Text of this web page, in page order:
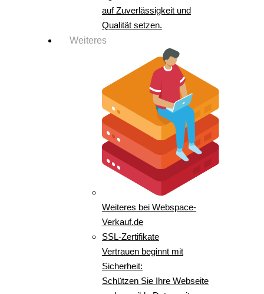
auf Zuverlässigkeit und
Qualität setzen.
Weiteres
Weiteres bei Webspace-
Verkauf.de
SSL-Zertifikate
Vertrauen beginnt mit
Sicherheit:
Schützen Sie Ihre Webseite